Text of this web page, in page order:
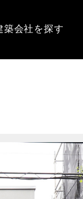
築会社を探す